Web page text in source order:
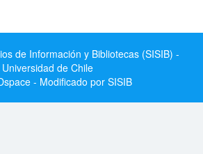
de Información y Bibliotecas (SISIB) -
Universidad de Chile
- Modificado por SISIB